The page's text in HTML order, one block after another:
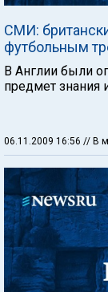
СМИ:
футбольным
В Англии были
предмет знания
06.11.2009 16:56 // В